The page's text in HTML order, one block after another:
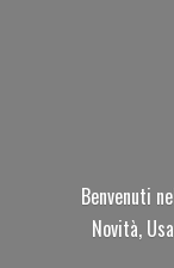
Benvenuti
Novità,